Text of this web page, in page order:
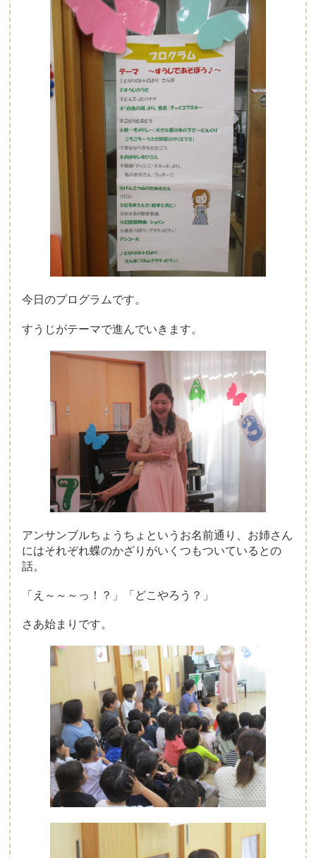
今日のプログラムです。
すうじがテーマで進んでいきます。
アンサンブルちょうちょというお名前通り、お姉さん
にはそれぞれ蝶のかざりがいくつもついているとの
話。
「え～～～っ！？」「どこやろう？」
さあ始まりです。